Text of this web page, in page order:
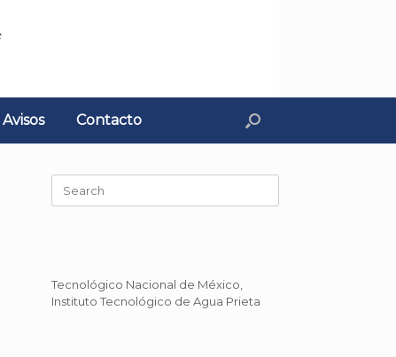
Avisos Contacto
for:
Tecnológico Nacional de México,
Instituto Tecnológico de Agua Prieta